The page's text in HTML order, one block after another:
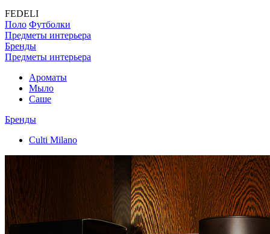
FEDELI
Поло Футболки
Предметы интерьера
Бренды
Предметы интерьера
Ароматы
Мыло
Саше
Бренды
Culti Milano